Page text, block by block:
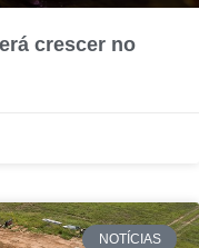
crescer no
NOTÍCIAS